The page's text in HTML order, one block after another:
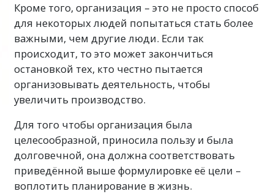
Кроме того, организация – это не просто способ
для некоторых людей попытаться стать более
важными, чем другие люди. Если так
происходит, то это может закончиться
остановкой тех, кто честно пытается
организовывать деятельность, чтобы
увеличить производство.
Для того чтобы организация была
целесообразной, приносила пользу и была
долговечной, она должна соответствовать
приведённой выше формулировке её цели –
воплотить планирование в жизнь.